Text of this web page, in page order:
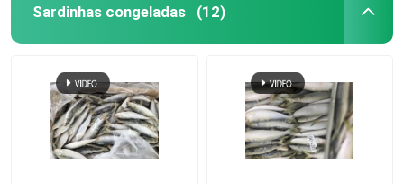
Sardinhas congeladas (12)